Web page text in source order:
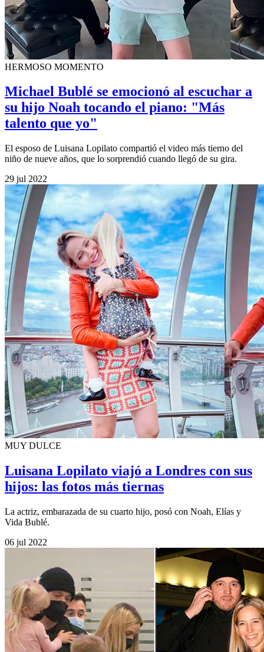
HERMOSO MOMENTO
Michael Bublé se emocionó al escuchar a
su hijo Noah tocando el piano: "Más
talento que yo"
El esposo de Luisana Lopilato compartió el video más tierno del
niño de nueve años, que lo sorprendió cuando llegó de su gira.
29 jul 2022
MUY DULCE
Luisana Lopilato viajó a Londres con sus
hijos: las fotos más tiernas
La actriz, embarazada de su cuarto hijo, posó con Noah, Elías y
Vida Bublé.
06 jul 2022